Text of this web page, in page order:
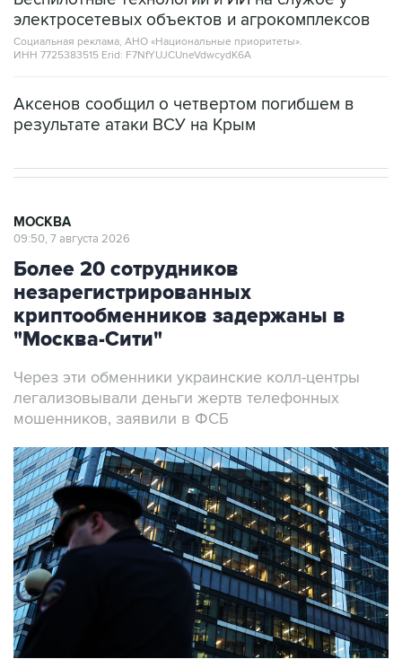
электросетевых объектов и агрокомплексов
Социальная реклама, АНО «Национальные приоритеты».
ИНН 7725383515 Erid: F7NfYUJCUneVdwcydK6A
Аксенов сообщил о четвертом погибшем в
результате атаки ВСУ на Крым
МОСКВА
09:50, 7 августа 2026
Более 20 сотрудников
незарегистрированных
криптообменников задержаны в
"Москва-Сити"
Через эти обменники украинские колл-центры
легализовывали деньги жертв телефонных
мошенников, заявили в ФСБ